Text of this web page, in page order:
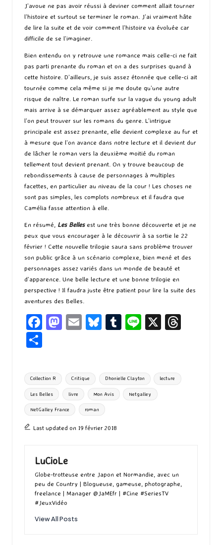
J’avoue ne pas avoir réussi à deviner comment allait tourner
l’histoire et surtout se terminer le roman. J’ai vraiment hâte
de lire la suite et de voir comment l’histoire va évoluée car
difficile de se l’imaginer.
Bien entendu on y retrouve une romance mais celle-ci ne fait
pas parti prenante du roman et on a des surprises quand à
cette histoire. D’ailleurs, je suis assez étonnée que celle-ci ait
tournée comme cela même si je me doute qu’une autre
risque de naître. Le roman surfe sur la vague du young adult
mais arrive à se démarquer assez agréablement au style que
l’on peut trouver sur les romans du genre. L’intrigue
principale est assez prenante, elle devient complexe au fur et
à mesure que l’on avance dans notre lecture et il devient dur
de lâcher le roman vers la deuxième moitié du roman
tellement tout devient prenant. On y trouve beaucoup de
rebondissements à cause de personnages à multiples
facettes, en particulier au niveau de la cour ! Les choses ne
sont pas simples, les complots nombreux et il faudra que
Camélia fasse attention à elle.
En résumé, Les Bellesest une très bonne découverte et je ne
peux que vous encourager à le découvrir à sa sortie le 22
février ! Cette nouvelle trilogie saura sans problème trouver
son public grâce à un scénario complexe, bien mené et des
personnages assez variés dans un monde de beauté et
d’apparence. Une belle lecture et une bonne trilogie en
perspective ! Il faudra juste être patient pour lire la suite des
aventures des Belles.
Fa
o
o
k
M
d
o
n
E
l
Bl
ky
T
bl
r
Li X
ta
g
er
Tags:
Collection R Critique Dhonielle Clayton lecture
Les Belles livre Mon Avis Netgalley
NetGalley France roman
Last updated on 19 février 2018
LuCioLe
Globe-trotteuse entre Japon et Normandie, avec un
peu de Country | Blogueuse, gameuse, photographe,
freelance | Manager @JaMEfr | #Cine #SeriesTV
#JeuxVidéo
View All Posts